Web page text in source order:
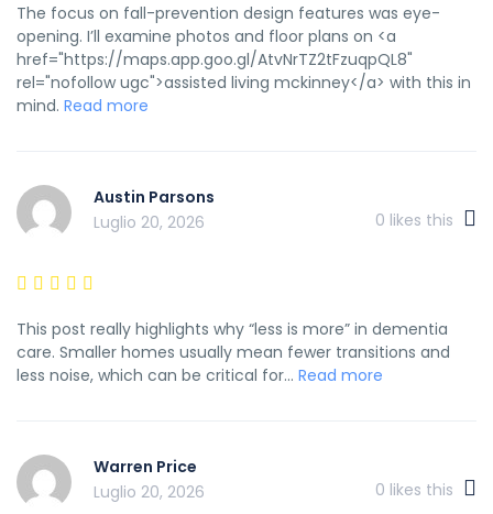
The focus on fall-prevention design features was eye-
opening. I’ll examine photos and floor plans on <a
href="https://maps.app.goo.gl/AtvNrTZ2tFzuqpQL8"
rel="nofollow ugc">assisted living mckinney</a> with this in
mind. Read more
Austin Parsons
Luglio 20, 2026
0 likes this
This post really highlights why “less is more” in dementia
care. Smaller homes usually mean fewer transitions and
less noise, which can be critical for... Read more
Warren Price
Luglio 20, 2026
0 likes this